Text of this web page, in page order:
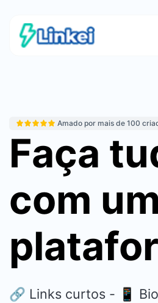
Amado por mais de 100
Faça
com
🔗 Links curtos - 📱